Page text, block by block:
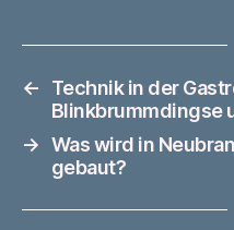
←
Technik in der
Blinkbrummdingse
→ Was wird in
gebaut?